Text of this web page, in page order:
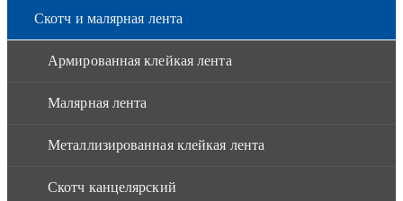
Скотч и малярная лента
Армированная клейкая лента
Малярная лента
Металлизированная клейкая лента
Скотч канцелярский